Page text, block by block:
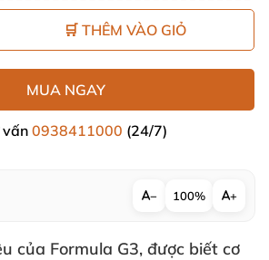
🛒 THÊM VÀO GIỎ
MUA NGAY
vấn0938411000 (24/7)
− 100% +
của Formula G3, được biết cơ